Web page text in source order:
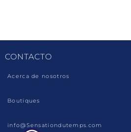
CONTACTO
Acerca de nosotros
Boutiques
info@Sensationdutemps.com